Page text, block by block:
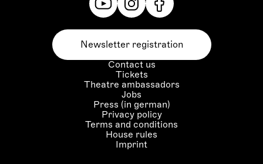
Contact us
Tickets
Theatre ambassadors
Jobs
Press (in german)
Privacy policy
Terms and conditions
House rules
Imprint
Newsletter registration